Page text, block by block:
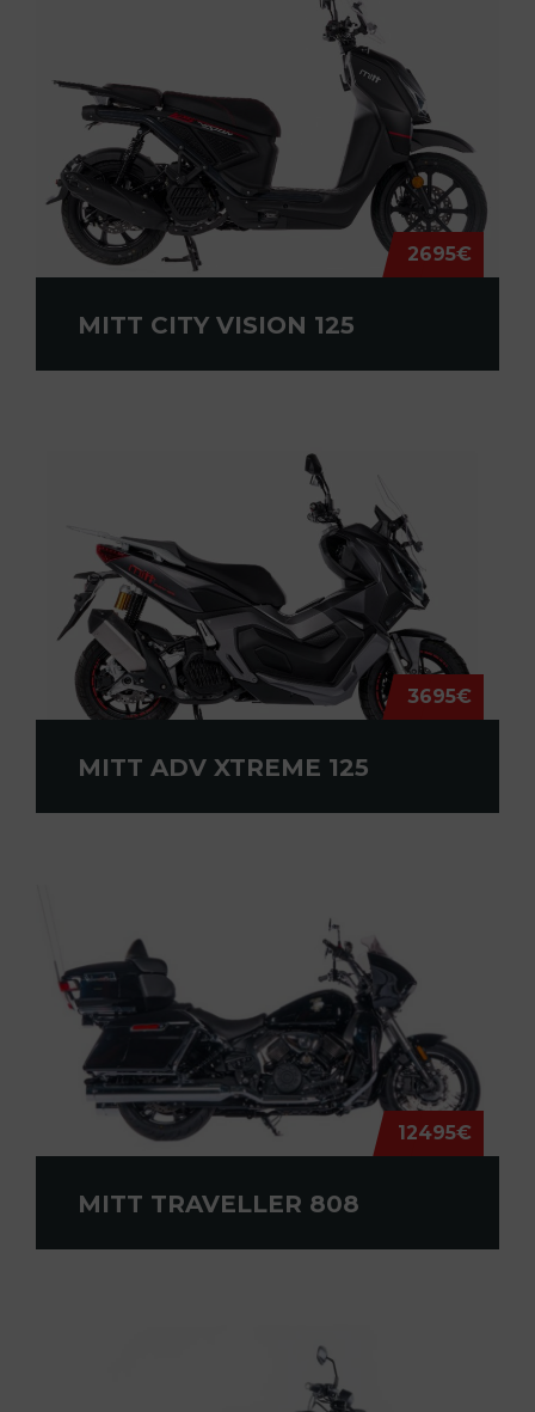
2695€
MITT CITY VISION 125
3695€
MITT ADV XTREME 125
12495€
MITT TRAVELLER 808